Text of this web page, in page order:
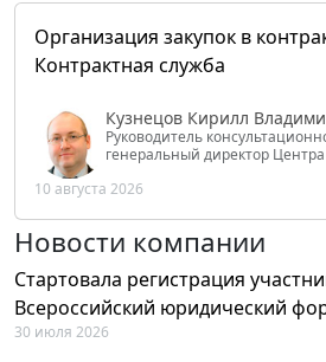
Организация закупок в
Контрактная служба
Кузнецов Кирилл
Руководитель
генеральный директор
РФ
10 августа 2026
Новости компании
Стартовала регистрация
Всероссийский юридический
30 июля 2026